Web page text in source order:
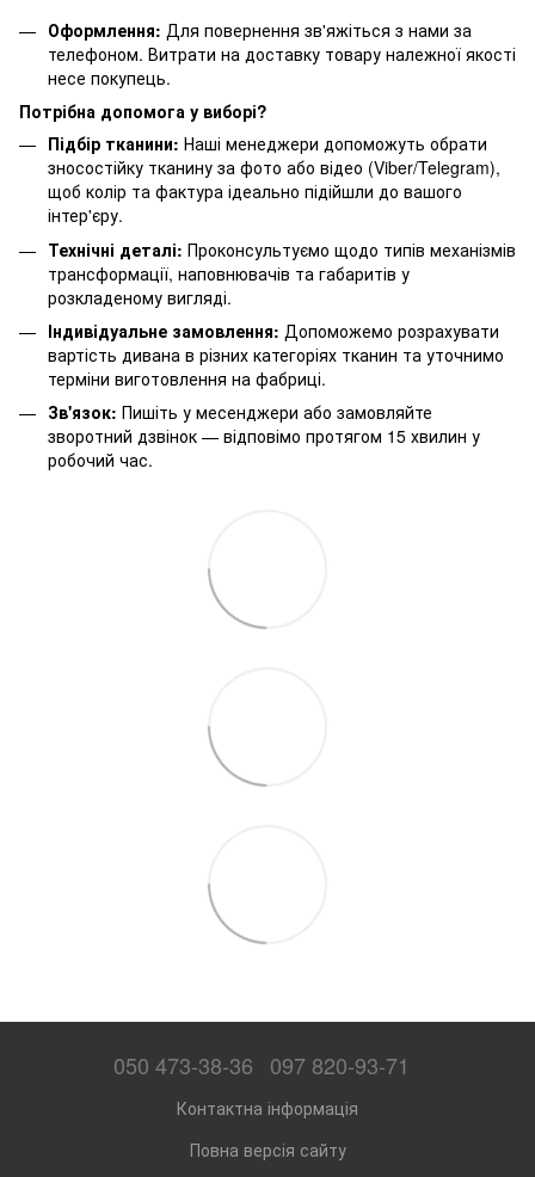
Оформлення: Для повернення зв'яжіться з нами за
телефоном. Витрати на доставку товару належної якості
несе покупець.
Потрібна допомога у виборі?
Підбір тканини: Наші менеджери допоможуть обрати
зносостійку тканину за фото або відео (Viber/Telegram),
щоб колір та фактура ідеально підійшли до вашого
інтер'єру.
Технічні деталі: Проконсультуємо щодо типів механізмів
трансформації, наповнювачів та габаритів у
розкладеному вигляді.
Індивідуальне замовлення: Допоможемо розрахувати
вартість дивана в різних категоріях тканин та уточнимо
терміни виготовлення на фабриці.
Зв'язок: Пишіть у месенджери або замовляйте
зворотний дзвінок — відповімо протягом 15 хвилин у
робочий час.
050 473-38-36 097 820-93-71
Контактна інформація
Повна версія сайту